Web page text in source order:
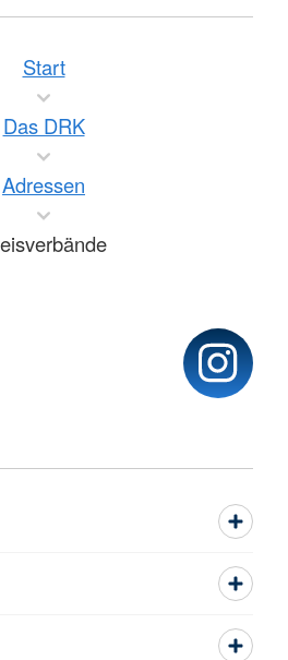
Start
Das DRK
Adressen